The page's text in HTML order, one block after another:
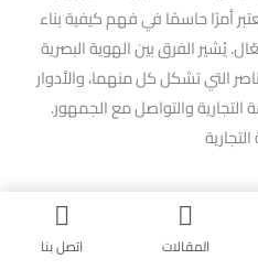
أمرًا حاسمًا في فهم كيفية بناء
يُشير الفرق بين الهوية البصرية
التي تشكل كل منهما، والأدوار
التجارية والتواصل مع الجمهور.
المقالات اتصل بنا